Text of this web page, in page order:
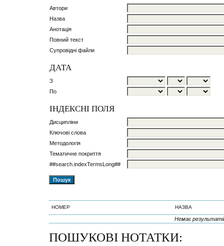
Автори
Назва
Анотація
Повний текст
Супровідні файли
ДАТА
З
По
ІНДЕКСНІ ПОЛЯ
Дисципліни
Ключові слова
Методологія
Тематичне покриття
##search.indexTermsLong##
НОМЕР НАЗВА
Немає
ПОШУКОВІ НОТАТКИ: